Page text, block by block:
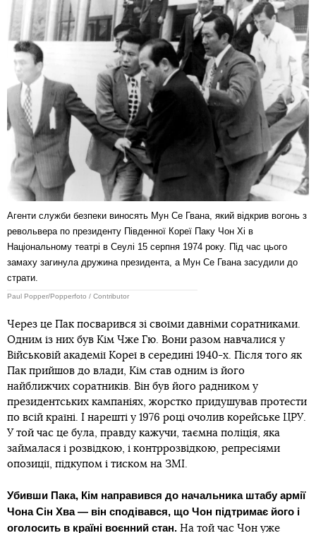
Агенти служби безпеки виносять Мун Се Гвана, який відкрив вогонь з
револьвера по президенту Південної Кореї Паку Чон Хі в
Національному театрі в Сеулі 15 серпня 1974 року. Під час цього
замаху загинула дружина президента, а Мун Се Гвана засудили до
страти.
Paul Popper/Popperfoto / Contributor
Через це Пак посварився зі своїми давніми соратниками.
Одним із них був Кім Чже Гю. Вони разом навчалися у
Військовій академії Кореї в середині 1940-х. Після того як
Пак прийшов до влади, Кім став одним із його
найближчих соратників. Він був його радником у
президентських кампаніях, жорстко придушував протести
по всій країні. І нарешті у 1976 році очолив корейське ЦРУ.
У той час це була, правду кажучи, таємна поліція, яка
займалася і розвідкою, і контррозвідкою, репресіями
опозиції, підкупом і тиском на ЗМІ.
Убивши Пака, Кім направився до начальника штабу армії
Чона Сін Хва — він сподівався, що Чон підтримає його і
оголосить в країні воєнний стан. На той час Чон уже